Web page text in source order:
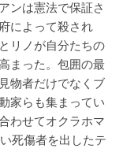
ンは憲法で保証さ
によって殺され
リノが自分たちの
まった。包囲の最
物者だけでなくブ
家らも集まってい
わせてオクラホマ
死傷者を出したテ